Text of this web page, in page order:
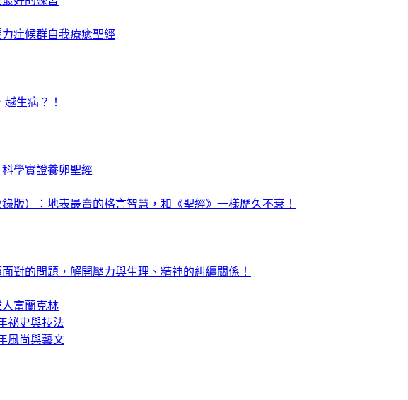
症候群自我療癒聖經
生病？！
學實證養卵聖經
版）：地表最賣的格言智慧，和《聖經》一樣歷久不衰！
對的問題，解開壓力與生理、精神的糾纏關係！
富蘭克林
祕史與技法
風尚與藝文